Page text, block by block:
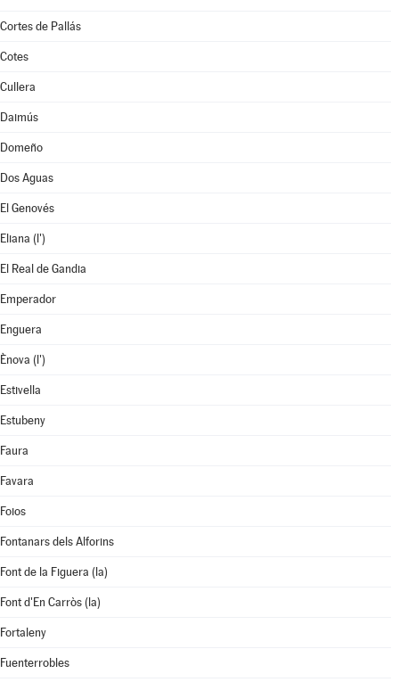
Cortes de Pallás
Cotes
Cullera
Daimús
Domeño
Dos Aguas
El Genovés
Eliana (l')
El Real de Gandia
Emperador
Enguera
Ènova (l')
Estivella
Estubeny
Faura
Favara
Foios
Fontanars dels Alforins
Font de la Figuera (la)
Font d'En Carròs (la)
Fortaleny
Fuenterrobles